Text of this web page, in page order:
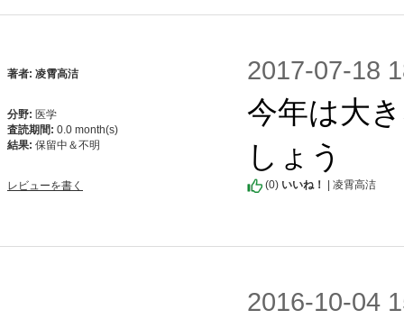
著者: 凌霄高洁
分野: 医学
査読期間: 0.0 month(s)
結果: 保留中＆不明
レビューを書く
2017-07-18
今年は大
しょう
(0) いいね！ | 凌霄高洁
2016-10-04